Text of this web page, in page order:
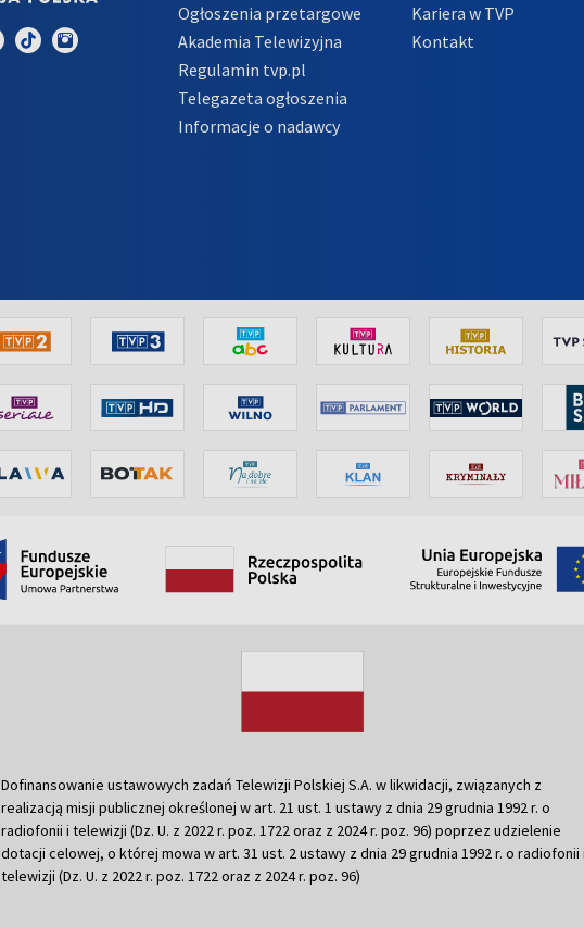
Ogłoszenia przetargowe
Akademia Telewizyjna
Regulamin tvp.pl
Telegazeta ogłoszenia
Informacje o nadawcy
Kariera w TVP
Kontakt
Dofinansowanie ustawowych zadań Telewizji Polskiej S.A. w likwidacji, związanych z
realizacją misji publicznej określonej w art. 21 ust. 1 ustawy z dnia 29 grudnia 1992 r. o
radiofonii i telewizji (Dz. U. z 2022 r. poz. 1722 oraz z 2024 r. poz. 96) poprzez udzielenie
dotacji celowej, o której mowa w art. 31 ust. 2 ustawy z dnia 29 grudnia 1992 r. o radiofonii i
telewizji (Dz. U. z 2022 r. poz. 1722 oraz z 2024 r. poz. 96)